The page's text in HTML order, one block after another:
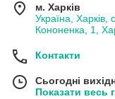
м. Харків
Україна, Харків,
Кононенка, 1,
Контакти
Сьогодні
Показати весь